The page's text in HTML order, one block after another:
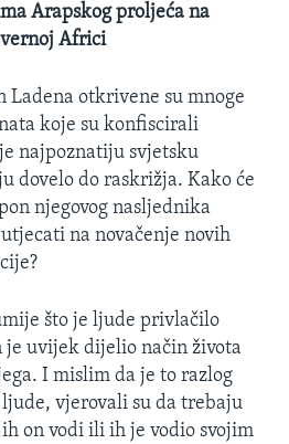
Arapskog proljeća na
Africi
Ladena otkrivene su mnoge
koje su konfiscirali
najpoznatiju svjetsku
dovelo do raskrižja. Kako će
njegovog nasljednika
na novačenje novih
što je ljude privlačilo
je uvijek dijelio način života
I mislim da je to razlog
vjerovali su da trebaju
on vodi ili ih je vodio svojim